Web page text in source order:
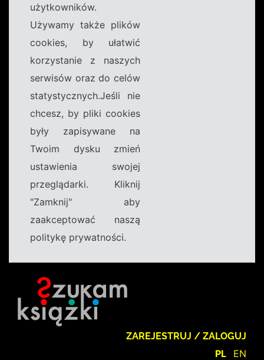
użytkowników.
Używamy także plików
cookies, by ułatwić
korzystanie z naszych
serwisów oraz do celów
statystycznych.Jeśli nie
chcesz, by pliki cookies
były zapisywane na
Twoim dysku zmień
ustawienia swojej
przeglądarki. Kliknij
"Zamknij" aby
zaakceptować naszą
politykę prywatności.
ZAREJESTRUJ / ZALOGUJ
PL EN